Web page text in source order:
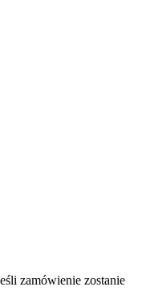
zamówienie zostanie